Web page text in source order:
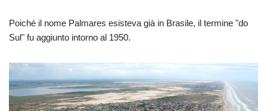
Poiché il nome Palmares esisteva già in Brasile, il termine "do
Sul" fu aggiunto intorno al 1950.